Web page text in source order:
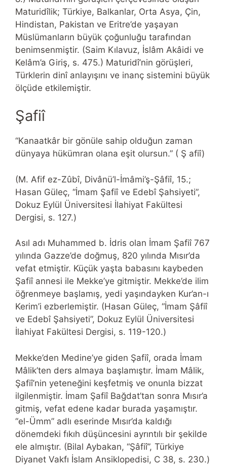
Maturidîlik; Türkiye, Balkanlar, Orta Asya, Çin,
Hindistan, Pakistan ve Eritre’de yaşayan
Müslümanların büyük çoğunluğu tarafından
benimsenmiştir. (Saim Kılavuz, İslâm Akâidi ve
Kelâm’a Giriş, s. 475.) Maturidî’nin görüşleri,
Türklerin dinî anlayışını ve inanç sistemini büyük
ölçüde etkilemiştir.
Şafiî
“Kanaatkâr bir gönüle sahip olduğun zaman
dünyaya hükümran olana eşit olursun.” ( Ş afiî)
(M. Afif ez-Zûbî, Divânü’l-İmâmi’ş-Şâfiî, 15.;
Hasan Güleç, “İmam Şafiî ve Edebî Şahsiyeti”,
Dokuz Eylül Üniversitesi İlahiyat Fakültesi
Dergisi, s. 127.)
Asıl adı Muhammed b. İdris olan İmam Şafiî 767
yılında Gazze’de doğmuş, 820 yılında Mısır’da
vefat etmiştir. Küçük yaşta babasını kaybeden
Şafiî annesi ile Mekke’ye gitmiştir. Mekke’de ilim
öğrenmeye başlamış, yedi yaşındayken Kur’an-ı
Kerim’i ezberlemiştir. (Hasan Güleç, “İmam Şâfiî
ve Edebî Şahsiyeti”, Dokuz Eylül Üniversitesi
İlahiyat Fakültesi Dergisi, s. 119-120.)
Mekke’den Medine’ye giden Şafiî, orada İmam
Mâlik’ten ders almaya başlamıştır. İmam Mâlik,
Şafiî’nin yeteneğini keşfetmiş ve onunla bizzat
ilgilenmiştir. İmam Şafiî Bağdat’tan sonra Mısır’a
gitmiş, vefat edene kadar burada yaşamıştır.
“el-Ümm” adlı eserinde Mısır’da kaldığı
dönemdeki fıkıh düşüncesini ayrıntılı bir şekilde
ele almıştır. (Bilal Aybakan, “Şâfiî”, Türkiye
Diyanet Vakfı İslam Ansiklopedisi, C 38, s. 230.)